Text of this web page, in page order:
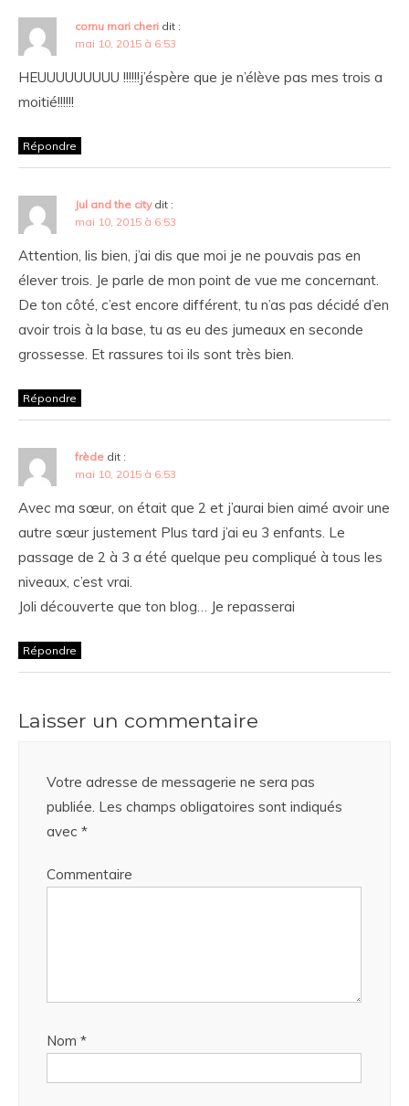
cornu mari cheri dit :
mai 10, 2015 à 6:53
HEUUUUUUUUU !!!!!!j’éspère que je n’élève pas mes trois a
moitié!!!!!!
Répondre
Jul and the city dit :
mai 10, 2015 à 6:53
Attention, lis bien, j’ai dis que moi je ne pouvais pas en
élever trois. Je parle de mon point de vue me concernant.
De ton côté, c’est encore différent, tu n’as pas décidé d’en
avoir trois à la base, tu as eu des jumeaux en seconde
grossesse. Et rassures toi ils sont très bien.
Répondre
frède dit :
mai 10, 2015 à 6:53
Avec ma sœur, on était que 2 et j’aurai bien aimé avoir une
autre sœur justement Plus tard j’ai eu 3 enfants. Le
passage de 2 à 3 a été quelque peu compliqué à tous les
niveaux, c’est vrai.
Joli découverte que ton blog… Je repasserai
Répondre
Laisser un commentaire
Votre adresse de messagerie ne sera pas
publiée. Les champs obligatoires sont indiqués
avec *
Commentaire
Nom *